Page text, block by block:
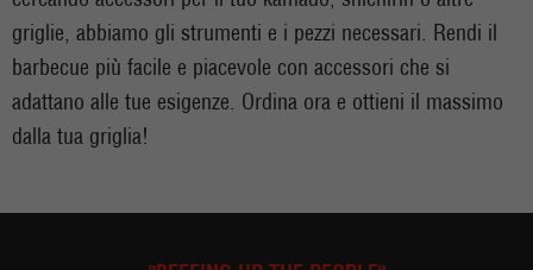
griglie, abbiamo gli strumenti e i pezzi necessari. Rendi il
barbecue più facile e piacevole con accessori che si
adattano alle tue esigenze. Ordina ora e ottieni il massimo
dalla tua griglia!